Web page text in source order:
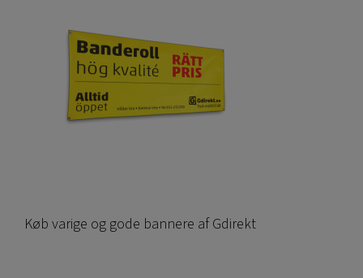
Køb varige og gode bannere af Gdirekt